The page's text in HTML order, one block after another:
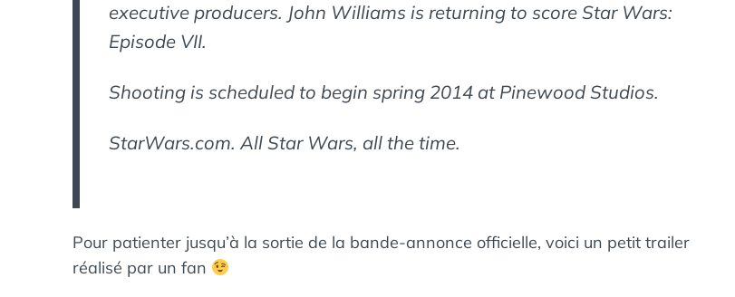
executive producers. John Williams is returning to score Star Wars:
Episode VII.
Shooting is scheduled to begin spring 2014 at Pinewood Studios.
StarWars.com. All Star Wars, all the time.
Pour patienter jusqu’à la sortie de la bande-annonce officielle, voici un petit trailer
réalisé par un fan